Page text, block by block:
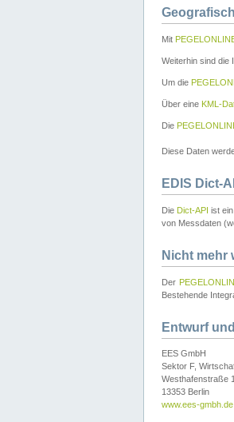
Mit
Weiterhin sind die
Um die
Über eine KML-
Die
Diese Daten
EDIS Dict-
Die Dict-API ist
von Messdaten
Nicht mehr
Der
Bestehende
Entwurf
EES GmbH
Sektor F,
Westhafenstraße 1
13353 Berlin
www.ees-gmbh.de